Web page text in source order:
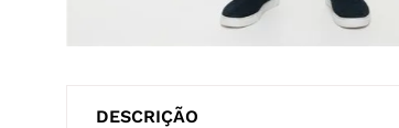
DESCRIÇÃO